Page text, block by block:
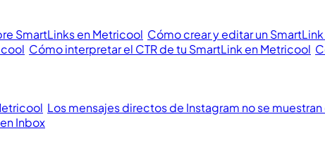
SmartLinks en Metricool Cómo crear y editar un
Cómo interpretar el CTR de tu SmartLink en Metricool
Los mensajes directos de Instagram no se muestran
Inbox